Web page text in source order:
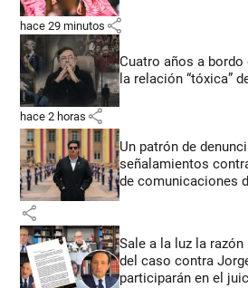
hace 29 minutos share
Cuatro años a
la relación “tóxica”
hace 2 horas share
Un patrón de
señalamientos
de comunicaciones
share
Sale a la luz la
del caso contra
participarán en el